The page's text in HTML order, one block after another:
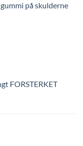
på skulderne
FORSTERKET